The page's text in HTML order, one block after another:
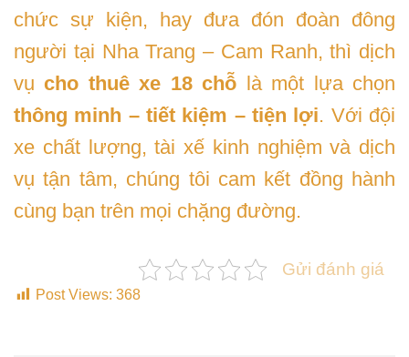
chức sự kiện, hay đưa đón đoàn đông
người tại Nha Trang – Cam Ranh, thì dịch
vụ cho thuê xe 18 chỗ là một lựa chọn
thông minh – tiết kiệm – tiện lợi. Với đội
xe chất lượng, tài xế kinh nghiệm và dịch
vụ tận tâm, chúng tôi cam kết đồng hành
cùng bạn trên mọi chặng đường.
Gửi đánh giá
Post Views: 368